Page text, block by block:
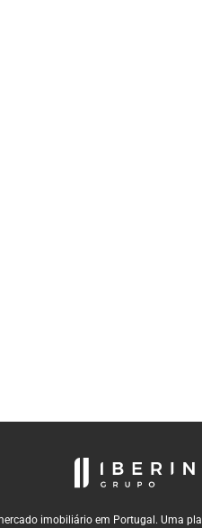
imobiliário em Portugal. Uma